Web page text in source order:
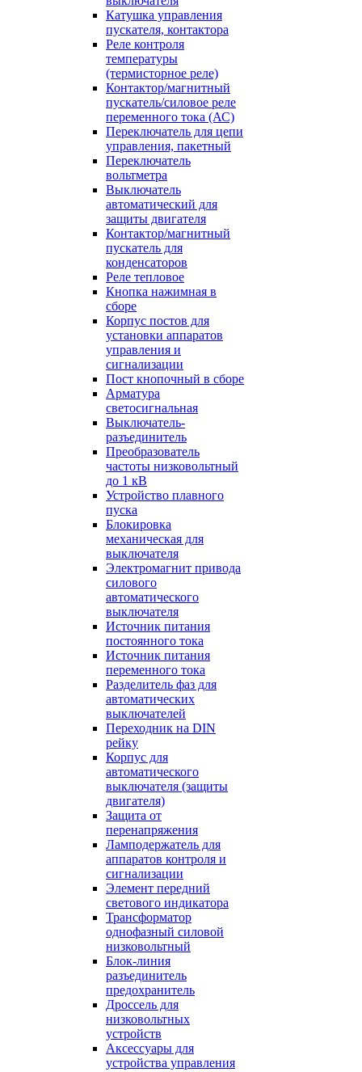
Катушка управления
пускателя, контактора
Реле контроля
температуры
(термисторное реле)
Контактор/магнитный
пускатель/силовое реле
переменного тока (АС)
Переключатель для цепи
управления, пакетный
Переключатель
вольтметра
Выключатель
автоматический для
защиты двигателя
Контактор/магнитный
пускатель для
конденсаторов
Реле тепловое
Кнопка нажимная в
сборе
Корпус постов для
установки аппаратов
управления и
сигнализации
Пост кнопочный в сборе
Арматура
светосигнальная
Выключатель-
разъединитель
Преобразователь
частоты низковольтный
до 1 кВ
Устройство плавного
пуска
Блокировка
механическая для
выключателя
Электромагнит привода
силового
автоматического
выключателя
Источник питания
постоянного тока
Источник питания
переменного тока
Разделитель фаз для
автоматических
выключателей
Переходник на DIN
рейку
Корпус для
автоматического
выключателя (защиты
двигателя)
Защита от
перенапряжения
Ламподержатель для
аппаратов контроля и
сигнализации
Элемент передний
светового индикатора
Трансформатор
однофазный силовой
низковольтный
Блок-линия
разъединитель
предохранитель
Дроссель для
низковольтных
устройств
Аксессуары для
устройства управления